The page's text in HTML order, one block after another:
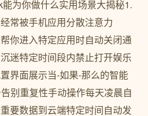
为你做什么实用场景大揭秘1.
常被手机应用分散注意力
你进入特定应用时自动关闭通
迷特定时间段内禁止打开娱乐
界面展示当-如果-那么的智能
别重复性手动操作每天凌晨自
要数据到云端特定时间自动发